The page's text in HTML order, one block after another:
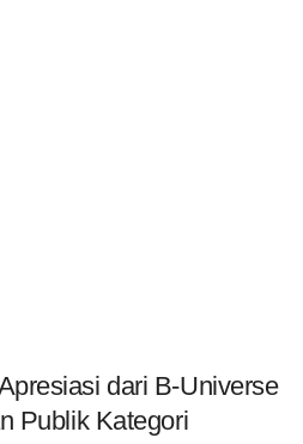
dari B-Universe
Publik Kategori